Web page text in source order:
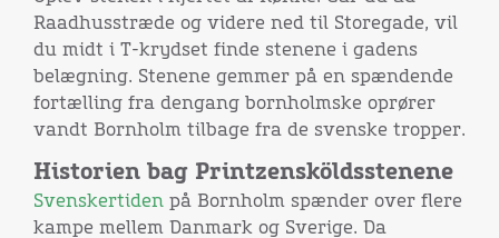
Raadhusstræde og videre ned til Storegade, vil
du midt i T-krydset finde stenene i gadens
belægning. Stenene gemmer på en spændende
fortælling fra dengang bornholmske oprører
vandt Bornholm tilbage fra de svenske tropper.
Historien bag Printzensköldsstenene
Svenskertiden på Bornholm spænder over flere
kampe mellem Danmark og Sverige. Da